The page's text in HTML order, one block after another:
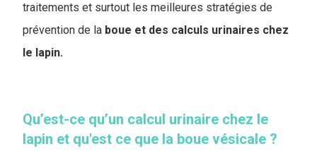
traitements et surtout les meilleures stratégies de
prévention de la boue et des calculs urinaires chez
le lapin.
Qu’est-ce qu’un calcul urinaire chez le
lapin et qu'est ce que la boue vésicale ?